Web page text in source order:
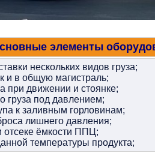
элементы
нескольких видов груза;
и в общую магистраль;
при движении и стоянке;
груза под давлением;
к заливным горловинам;
лишнего давления;
отсеке ёмкости ППЦ;
температуры продукта;